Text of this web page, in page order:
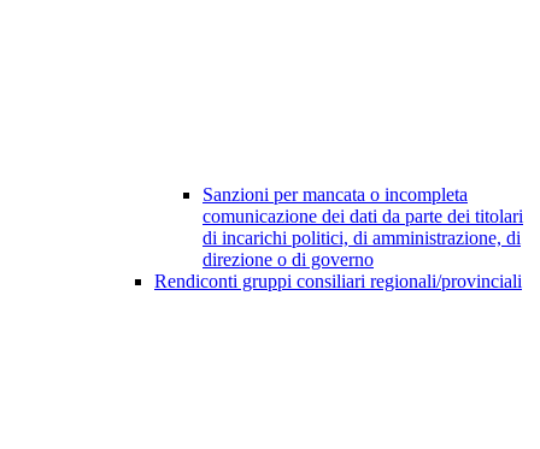
Sanzioni per mancata o incompleta
comunicazione dei dati da parte dei titolari
di incarichi politici, di amministrazione, di
direzione o di governo
Rendiconti gruppi consiliari regionali/provinciali